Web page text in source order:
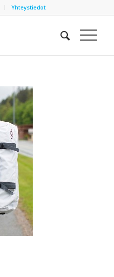
Yhteystiedot